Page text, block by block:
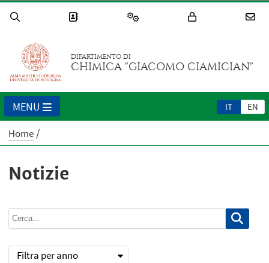
DIPARTIMENTO DI
CHIMICA "GIACOMO CIAMICIAN"
IT EN
MENU
Home
Notizie
Filtra per anno